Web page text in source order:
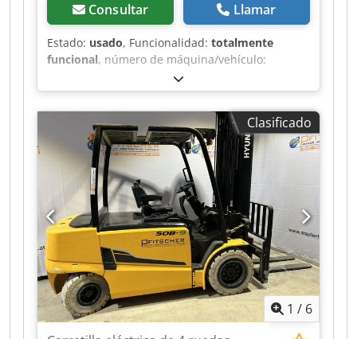
Consultar Llamar
Estado: usado, Funcionalidad: totalmente
funcional, número de máquina/vehículo:
, Año de fabricación:
de funcionamiento:24.289 h, capacidad de
carga:4.000 kg, altura de elevación:7.350 mm,
tipo de combustible:eléctrico, tipo de mástil:
triple
, tipo de accionamiento:Elektro, Apilador
eléctrico de 4 ruedas Número de chasis:
A099N02149M Centro de gravedad de la carga:
2000 Tipo de mástil: Triplex Estado: Listo para su
uso y totalmente operativo Estado técnico:
bueno Neumáticos delanteros, tipo:
Superelástico Neumáticos traseros, tipo:
Superelástico Voltaje de la batería: 80 V 3.
Válvula. Codpfxszr Azxs Ak Aeha
Clasificado
1 / 6